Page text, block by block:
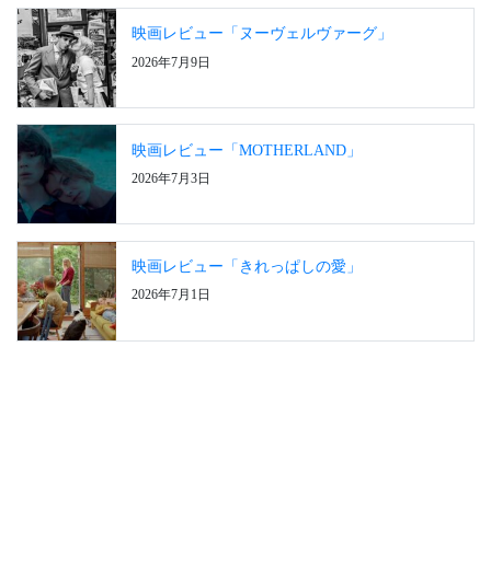
映画レビュー「ヌーヴェルヴァーグ」
2026年7月9日
映画レビュー「MOTHERLAND」
2026年7月3日
映画レビュー「きれっぱしの愛」
2026年7月1日